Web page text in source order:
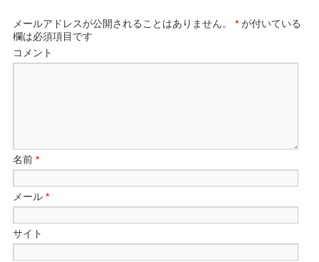
メールアドレスが公開されることはありません。 * が付いている
欄は必須項目です
コメント
名前*
メール*
サイト